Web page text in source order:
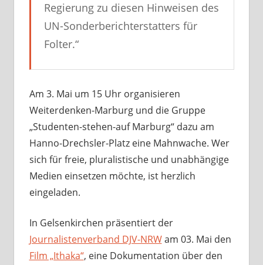
Regierung zu diesen Hinweisen des
UN-Sonderberichterstatters für
Folter.“
Am 3. Mai um 15 Uhr organisieren
Weiterdenken-Marburg und die Gruppe
„Studenten-stehen-auf Marburg“ dazu am
Hanno-Drechsler-Platz eine Mahnwache. Wer
sich für freie, pluralistische und unabhängige
Medien einsetzen möchte, ist herzlich
eingeladen.
In Gelsenkirchen präsentiert der
Journalistenverband DJV-NRWam 03. Mai den
Film „Ithaka“, eine Dokumentation über den